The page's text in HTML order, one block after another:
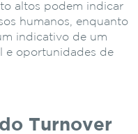
altos podem indicar
humanos, enquanto
indicativo de um
e oportunidades de
Turnover